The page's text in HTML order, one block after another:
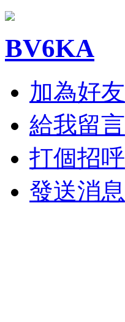
BV6KA
加為好友
給我留言
打個招呼
發送消息